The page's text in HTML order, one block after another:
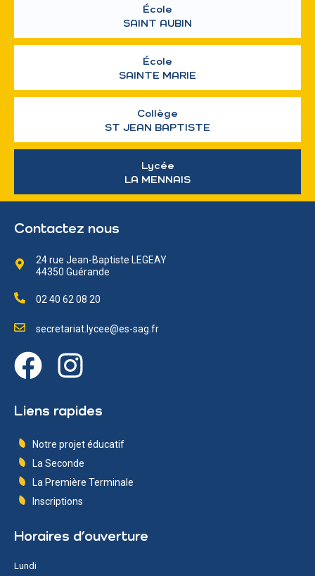
École
SAINT AUBIN
École
SAINTE MARIE
Collège
ST JEAN BAPTISTE
Lycée
LA MENNAIS
Contactez nous
24 rue Jean-Baptiste LEGEAY
44350 Guérande
02 40 62 08 20
secretariat.lycee@es-sag.fr
Liens rapides
Notre projet éducatif
La Seconde
La Première Terminale
Inscriptions
Horaires d’ouverture
Lundi